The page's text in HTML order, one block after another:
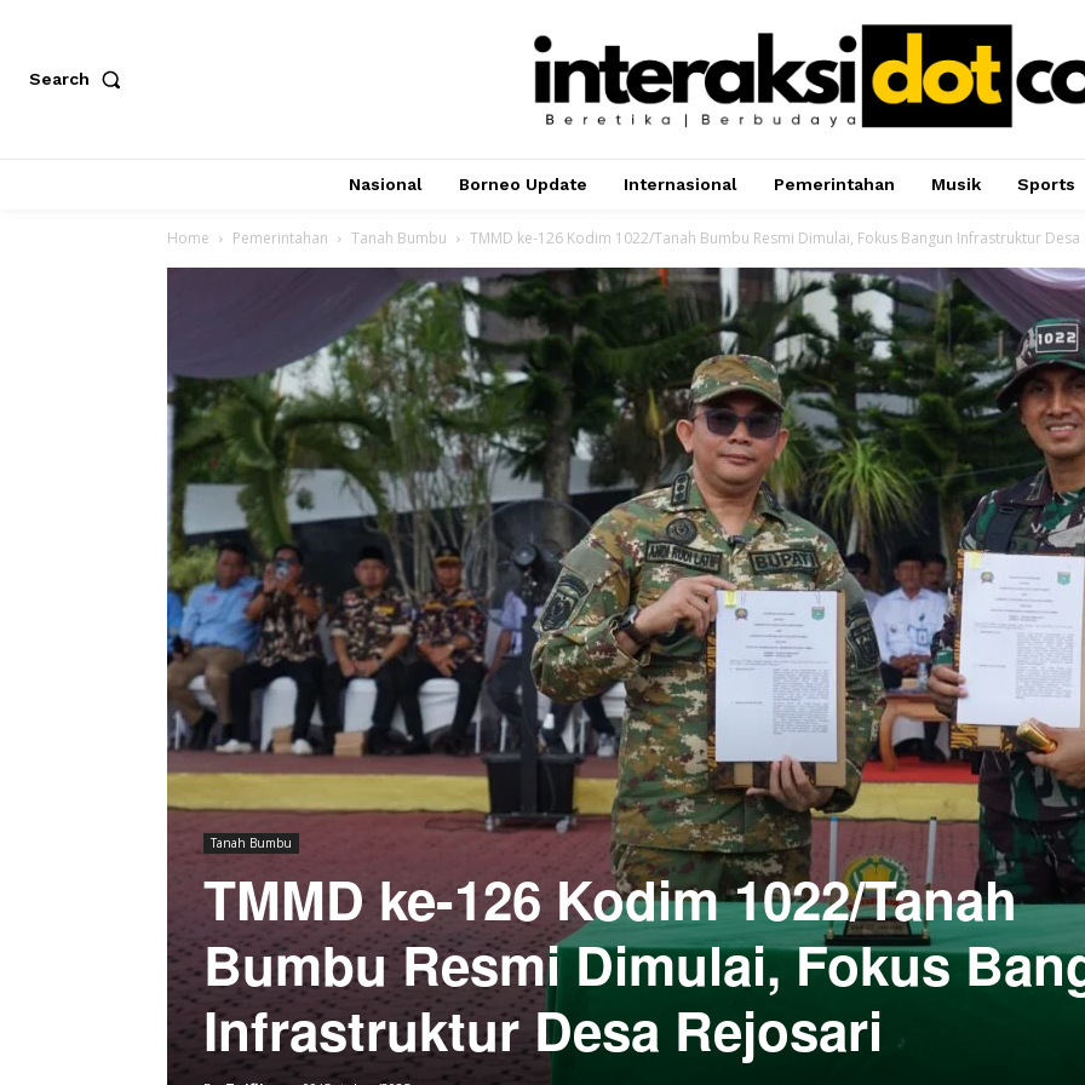
Search
Nasional Borneo Update Internasional Pemerintahan Musik Sports
Home Pemerintahan Tanah Bumbu TMMD ke-126 Kodim 1022/Tanah Bumbu Resmi Dimulai, Fokus Bangun Infrastruktur Desa
Tanah Bumbu
TMMD ke-126 Kodim 1022/Tanah
Bumbu Resmi Dimulai, Fokus
Infrastruktur Desa Rejosari